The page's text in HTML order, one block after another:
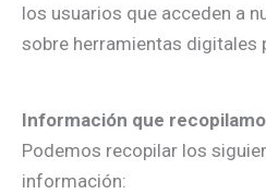
los usuarios que acceden a
sobre herramientas digitales
Información que
Podemos recopilar los
información: